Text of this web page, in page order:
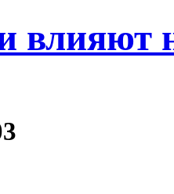
влияют